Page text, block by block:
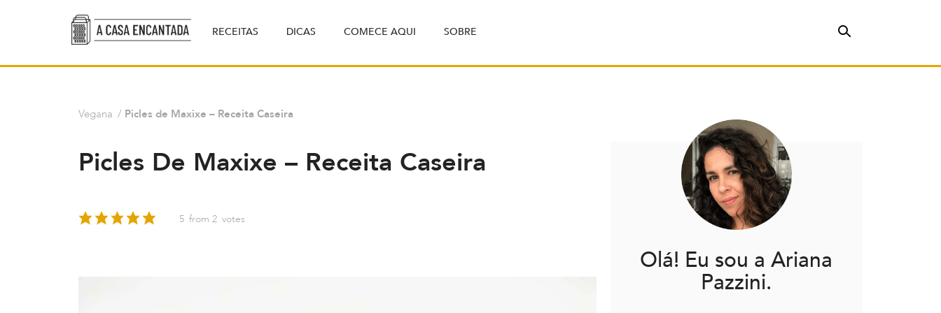
RECEITAS DICAS COMECE AQUI SOBRE
Vegana / Picles de Maxixe – Receita Caseira
Picles De Maxixe – Receita Caseira
5 from 2 votes
Olá! Eu sou a Ariana
Pazzini.